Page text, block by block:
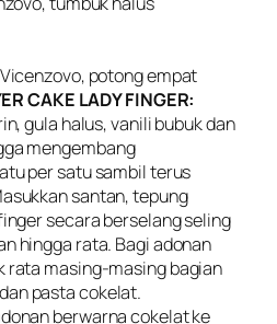
potong empat
CAKE LADY FINGER:
gula halus, vanili bubuk dan
mengembang
per satu sambil terus
santan, tepung
secara berselang seling
hingga rata. Bagi adonan
rata masing-masing bagian
pasta cokelat.
berwarna cokelat ke